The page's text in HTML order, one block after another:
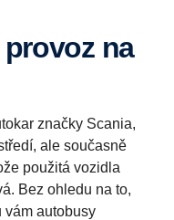
značky Scania,
ale současně
použitá vozidla
Bez ohledu na to,
vám autobusy